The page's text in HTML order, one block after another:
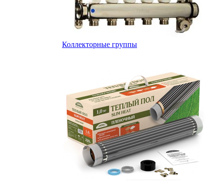
Коллекторные группы